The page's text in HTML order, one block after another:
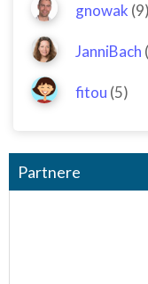
gnowak (9)
JanniBach
fitou (5)
Partnere